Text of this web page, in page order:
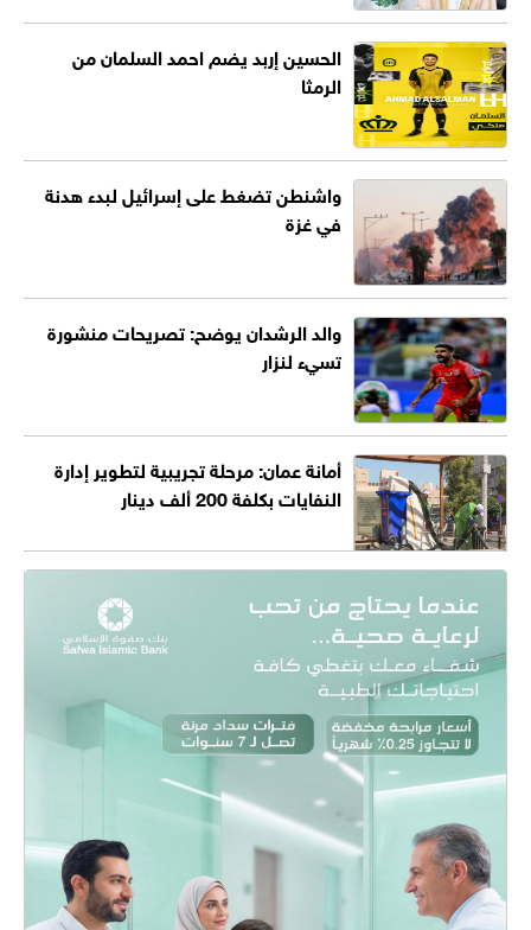
الحسين إربد يضم احمد السلمان من
الرمثا
واشنطن تضغط على إسرائيل لبدء هدنة
في غزة
والد الرشدان يوضح: تصريحات منشورة
تسيء لنزار
أمانة عمان: مرحلة تجريبية لتطوير إدارة
النفايات بكلفة 200 ألف دينار